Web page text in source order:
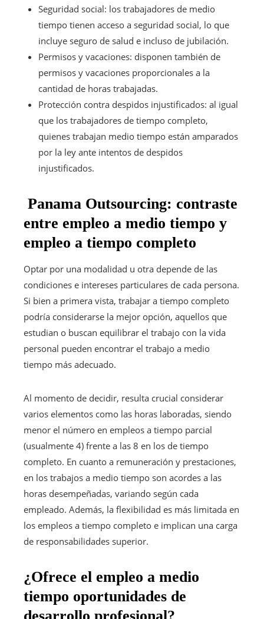
Seguridad social: los trabajadores de medio
tiempo tienen acceso a seguridad social, lo que
incluye seguro de salud e incluso de jubilación.
Permisos y vacaciones: disponen también de
permisos y vacaciones proporcionales a la
cantidad de horas trabajadas.
Protección contra despidos injustificados: al igual
que los trabajadores de tiempo completo,
quienes trabajan medio tiempo están amparados
por la ley ante intentos de despidos
injustificados.
Panama Outsourcing: contraste
entre empleo a medio tiempo y
empleo a tiempo completo
Optar por una modalidad u otra depende de las
condiciones e intereses particulares de cada persona.
Si bien a primera vista, trabajar a tiempo completo
podría considerarse la mejor opción, aquellos que
estudian o buscan equilibrar el trabajo con la vida
personal pueden encontrar el trabajo a medio
tiempo más adecuado.
Al momento de decidir, resulta crucial considerar
varios elementos como las horas laboradas, siendo
menor el número en empleos a tiempo parcial
(usualmente 4) frente a las 8 en los de tiempo
completo. En cuanto a remuneración y prestaciones,
en los trabajos a medio tiempo son acordes a las
horas desempeñadas, variando según cada
empleado. Además, la flexibilidad es más limitada en
los empleos a tiempo completo e implican una carga
de responsabilidades superior.
¿Ofrece el empleo a medio
tiempo oportunidades de
desarrollo profesional?